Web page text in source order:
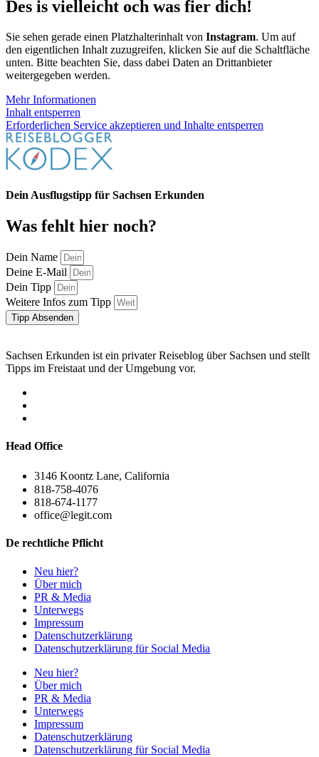
Des is vielleicht och was fier dich!
Sie sehen gerade einen Platzhalterinhalt von Instagram. Um auf
den eigentlichen Inhalt zuzugreifen, klicken Sie auf die Schaltfläche
unten. Bitte beachten Sie, dass dabei Daten an Drittanbieter
weitergegeben werden.
Mehr Informationen
Inhalt entsperren
Erforderlichen Service akzeptieren und Inhalte entsperren
Dein Ausflugstipp für Sachsen Erkunden
Was fehlt hier noch?
Dein Name
Deine E-Mail
Dein Tipp
Weitere Infos zum Tipp
Tipp Absenden
Sachsen Erkunden ist ein privater Reiseblog über Sachsen und stellt
Tipps im Freistaat und der Umgebung vor.
Head Office
3146 Koontz Lane, California
818-758-4076
818-674-1177
office@legit.com
De rechtliche Pflicht
Neu hier?
Über mich
PR & Media
Unterwegs
Impressum
Datenschutzerklärung
Datenschutzerklärung für Social Media
Neu hier?
Über mich
PR & Media
Unterwegs
Impressum
Datenschutzerklärung
Datenschutzerklärung für Social Media